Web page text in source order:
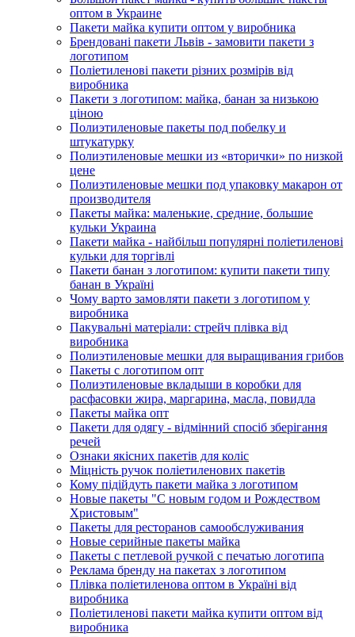
оптом в Украине
Пакети майка купити оптом у виробника
Брендовані пакети Львів - замовити пакети з
логотипом
Поліетиленові пакети різних розмірів від
виробника
Пакети з логотипом: майка, банан за низькою
ціною
Полиэтиленовые пакеты под побелку и
штукатурку
Полиэтиленовые мешки из «вторички» по низкой
цене
Полиэтиленовые мешки под упаковку макарон от
производителя
Пакеты майка: маленькие, средние, большие
кульки Украина
Пакети майка - найбільш популярні поліетиленові
кульки для торгівлі
Пакети банан з логотипом: купити пакети типу
банан в Україні
Чому варто замовляти пакети з логотипом у
виробника
Пакувальні матеріали: стрейч плівка від
виробника
Полиэтиленовые мешки для выращивания грибов
Пакеты с логотипом опт
Полиэтиленовые вкладыши в коробки для
расфасовки жира, маргарина, масла, повидла
Пакеты майка опт
Пакети для одягу - відмінний спосіб зберігання
речей
Ознаки якісних пакетів для коліс
Міцність ручок поліетиленових пакетів
Кому підійдуть пакети майка з логотипом
Новые пакеты "С новым годом и Рождеством
Христовым"
Пакеты для ресторанов самообслуживания
Новые серийные пакеты майка
Пакеты с петлевой ручкой с печатью логотипа
Реклама бренду на пакетах з логотипом
Плівка поліетиленова оптом в Україні від
виробника
Поліетиленові пакети майка купити оптом від
виробника